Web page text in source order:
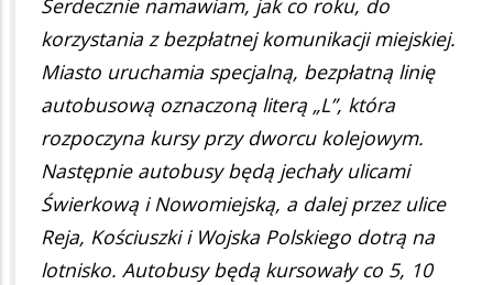
Serdecznie namawiam, jak co roku, do
korzystania z bezpłatnej komunikacji miejskiej.
Miasto uruchamia specjalną, bezpłatną linię
autobusową oznaczoną literą „L”, która
rozpoczyna kursy przy dworcu kolejowym.
Następnie autobusy będą jechały ulicami
Świerkową i Nowomiejską, a dalej przez ulice
Reja, Kościuszki i Wojska Polskiego dotrą na
lotnisko. Autobusy będą kursowały co 5, 10